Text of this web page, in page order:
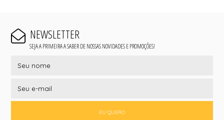
NEWSLETTER
SEJA A PRIMEIRA A SABER DE NOSSAS NOVIDADES E PROMOÇÕES!
EU QUERO